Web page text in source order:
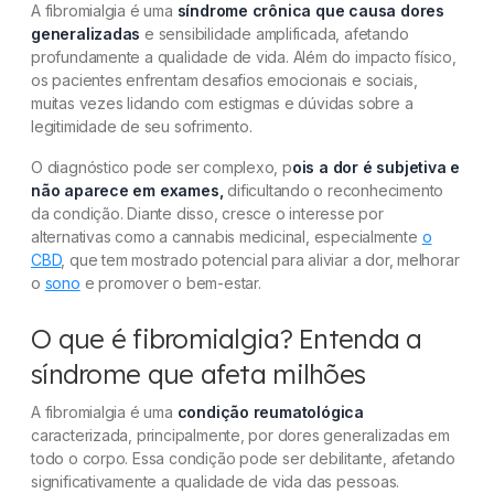
medicinal pode ajudar no Alívio da Dor
Crônica
O que é fibromialgia? Entenda a síndrome que
afeta milhões
Fibromialgia tem cura?
O Papel dos neurotransmissores na fibromialgia
Estudos científicos que apoiam o uso de
cannabis medicinal para fibromialgia
A importância de validar a dor da fibromialgia
A fibromialgia é uma síndrome crônica que causa dores
generalizadas e sensibilidade amplificada, afetando
profundamente a qualidade de vida. Além do impacto físico,
os pacientes enfrentam desafios emocionais e sociais,
muitas vezes lidando com estigmas e dúvidas sobre a
legitimidade de seu sofrimento.
O diagnóstico pode ser complexo, pois a dor é subjetiva e
não aparece em exames, dificultando o reconhecimento
da condição. Diante disso, cresce o interesse por
alternativas como a cannabis medicinal, especialmente o
CBD, que tem mostrado potencial para aliviar a dor, melhorar
o sono e promover o bem-estar.
O que é fibromialgia? Entenda a
síndrome que afeta milhões
A fibromialgia é uma condição reumatológica
caracterizada, principalmente, por dores generalizadas em
todo o corpo. Essa condição pode ser debilitante, afetando
significativamente a qualidade de vida das pessoas.